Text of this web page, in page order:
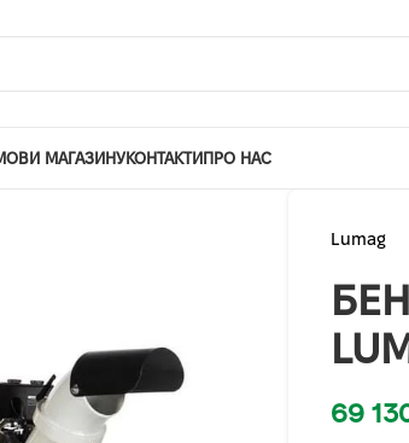
МАГАЗИНУКОНТАКТИПРО НАС
Lumag
69